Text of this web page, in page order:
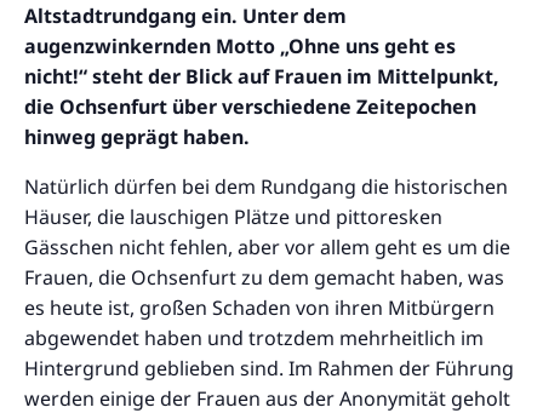
Altstadtrundgang ein. Unter dem
augenzwinkernden Motto „Ohne uns geht es
nicht!“ steht der Blick auf Frauen im Mittelpunkt,
die Ochsenfurt über verschiedene Zeitepochen
hinweg geprägt haben.
Natürlich dürfen bei dem Rundgang die historischen
Häuser, die lauschigen Plätze und pittoresken
Gässchen nicht fehlen, aber vor allem geht es um die
Frauen, die Ochsenfurt zu dem gemacht haben, was
es heute ist, großen Schaden von ihren Mitbürgern
abgewendet haben und trotzdem mehrheitlich im
Hintergrund geblieben sind. Im Rahmen der Führung
werden einige der Frauen aus der Anonymität geholt